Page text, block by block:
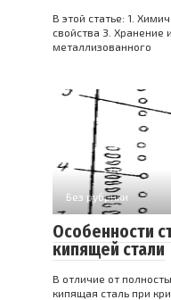
В этой статье: 1.
свойства 3. Хранение
металлизованного
Без рубрики
Особенности
кипящей стали
В отличие от
кипя­щая сталь при